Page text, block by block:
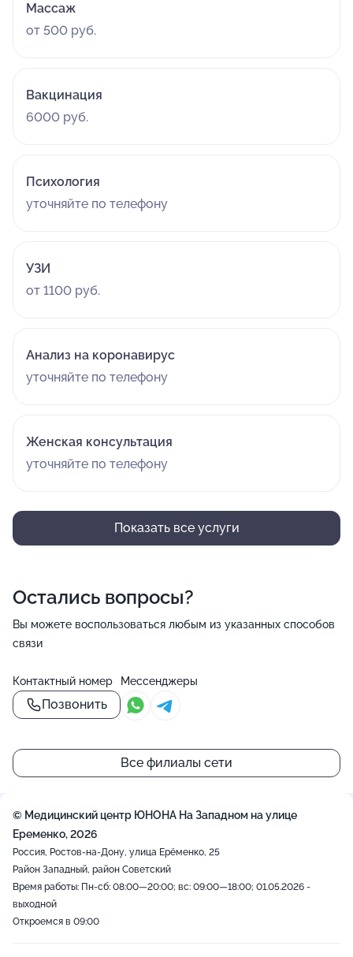
Массаж
от 500 руб.
Вакцинация
6000 руб.
Психология
уточняйте по телефону
УЗИ
от 1100 руб.
Анализ на коронавирус
уточняйте по телефону
Женская консультация
уточняйте по телефону
Показать все услуги
Остались вопросы?
Вы можете воспользоваться любым из указанных способов
связи
Контактный номер
Позвонить
Мессенджеры
Все филиалы сети
© Медицинский центр ЮНОНА На Западном на улице
Еременко, 2026
Россия, Ростов-на-Дону, улица Ерёменко, 25
Район Западный, район Советский
Время работы: Пн-сб: 08:00—20:00; вс: 09:00—18:00; 01.05.2026 -
выходной
Откроемся в 09:00